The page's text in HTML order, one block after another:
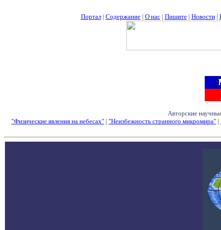
Портал| Содержание| О нас| Пишите| Новости|
Авторские
"Физические явления на небесах" | "Неизбежность странного микромира" |